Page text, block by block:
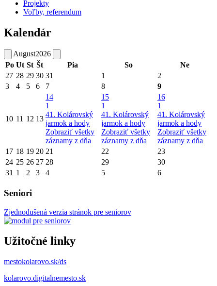
Projekty
Voľby, referendum
Kalendár
August2026
Po Ut St Št Pia So
Ne
27 28 29 30 31 1
2
3
4 5 6 7 8 9
10 11 12 13
14
1
41. Kolárovský
jarmok a hody
Zobraziť všetky
záznamy z dňa
15
1
41. Kolárovský
jarmok a hody
Zobraziť všetky
záznamy z dňa
16
1
41. Kolárovský
jarmok a hody
Zobraziť všetky
záznamy z dňa
17 18 19 20 21 22
23
24 25 26 27 28 29
30
31 1 2 3 4 5 6
Seniori
Zjednodušená verzia stránok pre seniorov
Užitočné linky
mestokolarovo.sk/ds
kolarovo.digitalnemesto.sk